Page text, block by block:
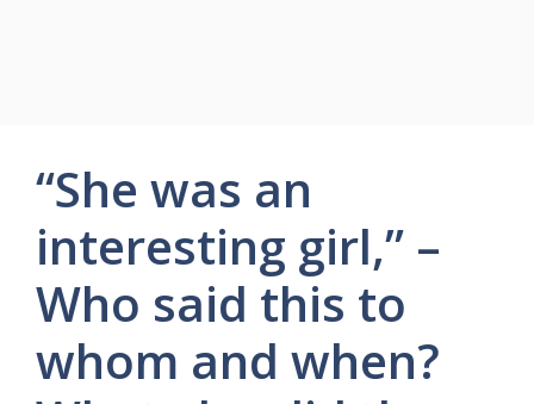
“She was an
interesting girl,” –
Who said this to
whom and when?